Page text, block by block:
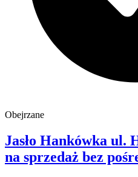
Obejrzane
Jasło Hankówka ul.
na sprzedaż bez